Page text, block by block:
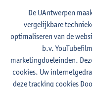
2E
studiepunten
Lesgever(s):
Astrid
Engels: verplichte
Engels:
De UAntwerpen
vergelijkbare
optimaliseren van de
b.v.
marketingdoeleinden.
cookies. Uw
deze tracking cookies